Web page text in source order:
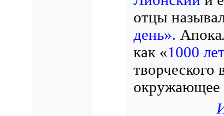
отцы
день».
как «1000
творческого
окружающее